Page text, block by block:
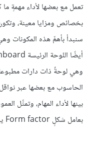
تعمل مع بعضها لأداء مهمةٍ
بخصائص ومزايا معينة،
وهي لوحةٌ ذات دارات
بينها لأداء المهام، وتمثِّل
بعامل شكلٍ Form factor يحدِّد أبعادها وبعناصرها المكونة لها.